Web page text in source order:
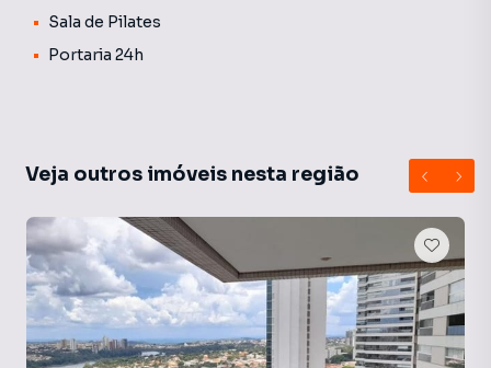
Sala de Pilates
Portaria 24h
Veja outros imóveis nesta região